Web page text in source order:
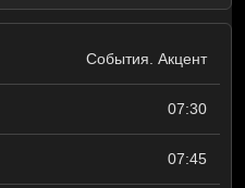
События. Акцент
07:30
07:45